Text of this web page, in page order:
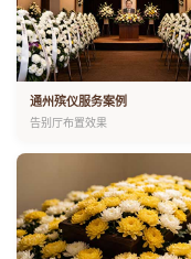
通州殡仪服务案例
告别厅布置效果